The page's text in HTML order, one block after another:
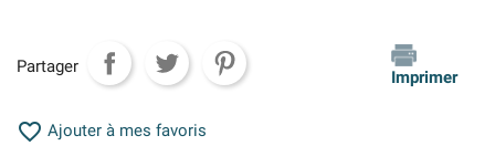
Partager
Imprimer
 Ajouter à mes favoris